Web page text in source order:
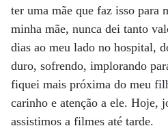
ter uma mãe que faz isso para
minha mãe, nunca dei tanto
dias ao meu lado no hospital,
duro, sofrendo, implorando
fiquei mais próxima do meu
carinho e atenção a ele. Hoje,
assistimos a filmes até tarde.